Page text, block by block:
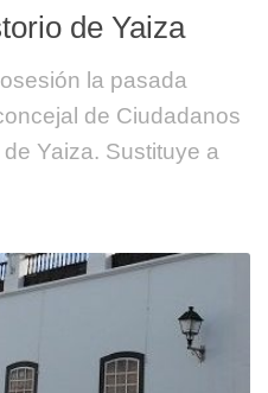
de Yaiza
la pasada
de Ciudadanos
Yaiza. Sustituye a